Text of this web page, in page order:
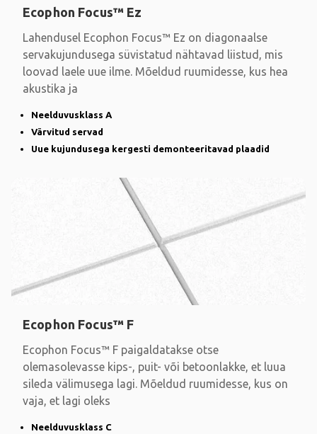
Ecophon Focus™ Ez
Lahendusel Ecophon Focus™ Ez on diagonaalse
servakujundusega süvistatud nähtavad liistud, mis
loovad laele uue ilme. Mõeldud ruumidesse, kus hea
akustika ja
Neelduvusklass A
Värvitud servad
Uue kujundusega kergesti demonteeritavad plaadid
Ecophon Focus™ F
Ecophon Focus™ F paigaldatakse otse
olemasolevasse kips-, puit- või betoonlakke, et luua
sileda välimusega lagi. Mõeldud ruumidesse, kus on
vaja, et lagi oleks
Neelduvusklass C